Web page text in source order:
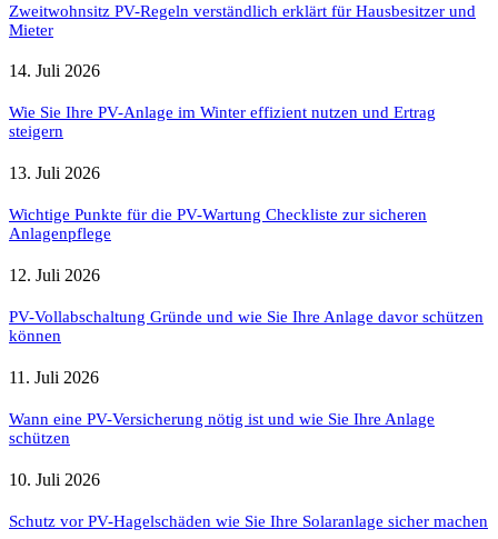
Zweitwohnsitz PV-Regeln verständlich erklärt für Hausbesitzer und
Mieter
14. Juli 2026
Wie Sie Ihre PV-Anlage im Winter effizient nutzen und Ertrag
steigern
13. Juli 2026
Wichtige Punkte für die PV-Wartung Checkliste zur sicheren
Anlagenpflege
12. Juli 2026
PV-Vollabschaltung Gründe und wie Sie Ihre Anlage davor schützen
können
11. Juli 2026
Wann eine PV-Versicherung nötig ist und wie Sie Ihre Anlage
schützen
10. Juli 2026
Schutz vor PV-Hagelschäden wie Sie Ihre Solaranlage sicher machen